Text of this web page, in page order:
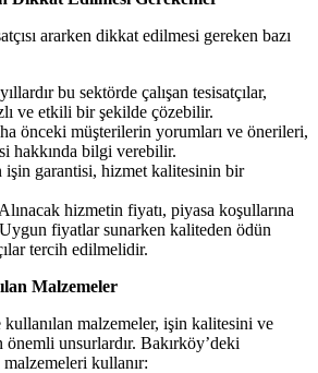
ararken dikkat edilmesi gereken bazı
bu sektörde çalışan tesisatçılar,
ve etkili bir şekilde çözebilir.
önceki müşterilerin yorumları ve önerileri,
hakkında bilgi verebilir.
işin garantisi, hizmet kalitesinin bir
Alınacak hizmetin fiyatı, piyasa koşullarına
fiyatlar sunarken kaliteden ödün
tercih edilmelidir.
Malzemeler
kullanılan malzemeler, işin kalitesini ve
önemli unsurlardır. Bakırköy’deki
kullanır: